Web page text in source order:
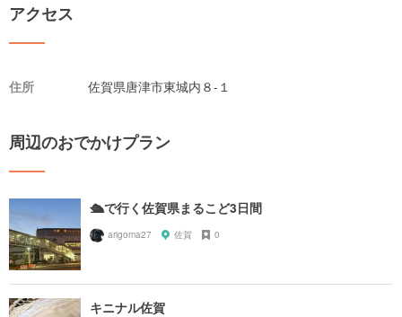
アクセス
住所 佐賀県唐津市東城内８-１
周辺のおでかけプラン
🛳️で行く佐賀県まるこど3日間
arigoma27 佐賀 0
キニナル佐賀